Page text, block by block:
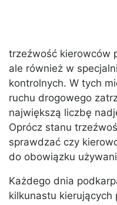
trzeźwość kierowców
ale również w
kontrolnych. W tych
ruchu drogowego
największą liczbę
Oprócz stanu
sprawdzać czy
do obowiązku
Każdego dnia
kilkunastu kierujących